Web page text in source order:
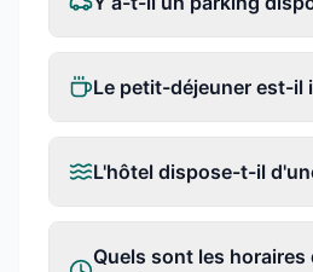
Le petit-déjeuner est-il
L'hôtel dispose-t-il
Quels sont les horaires